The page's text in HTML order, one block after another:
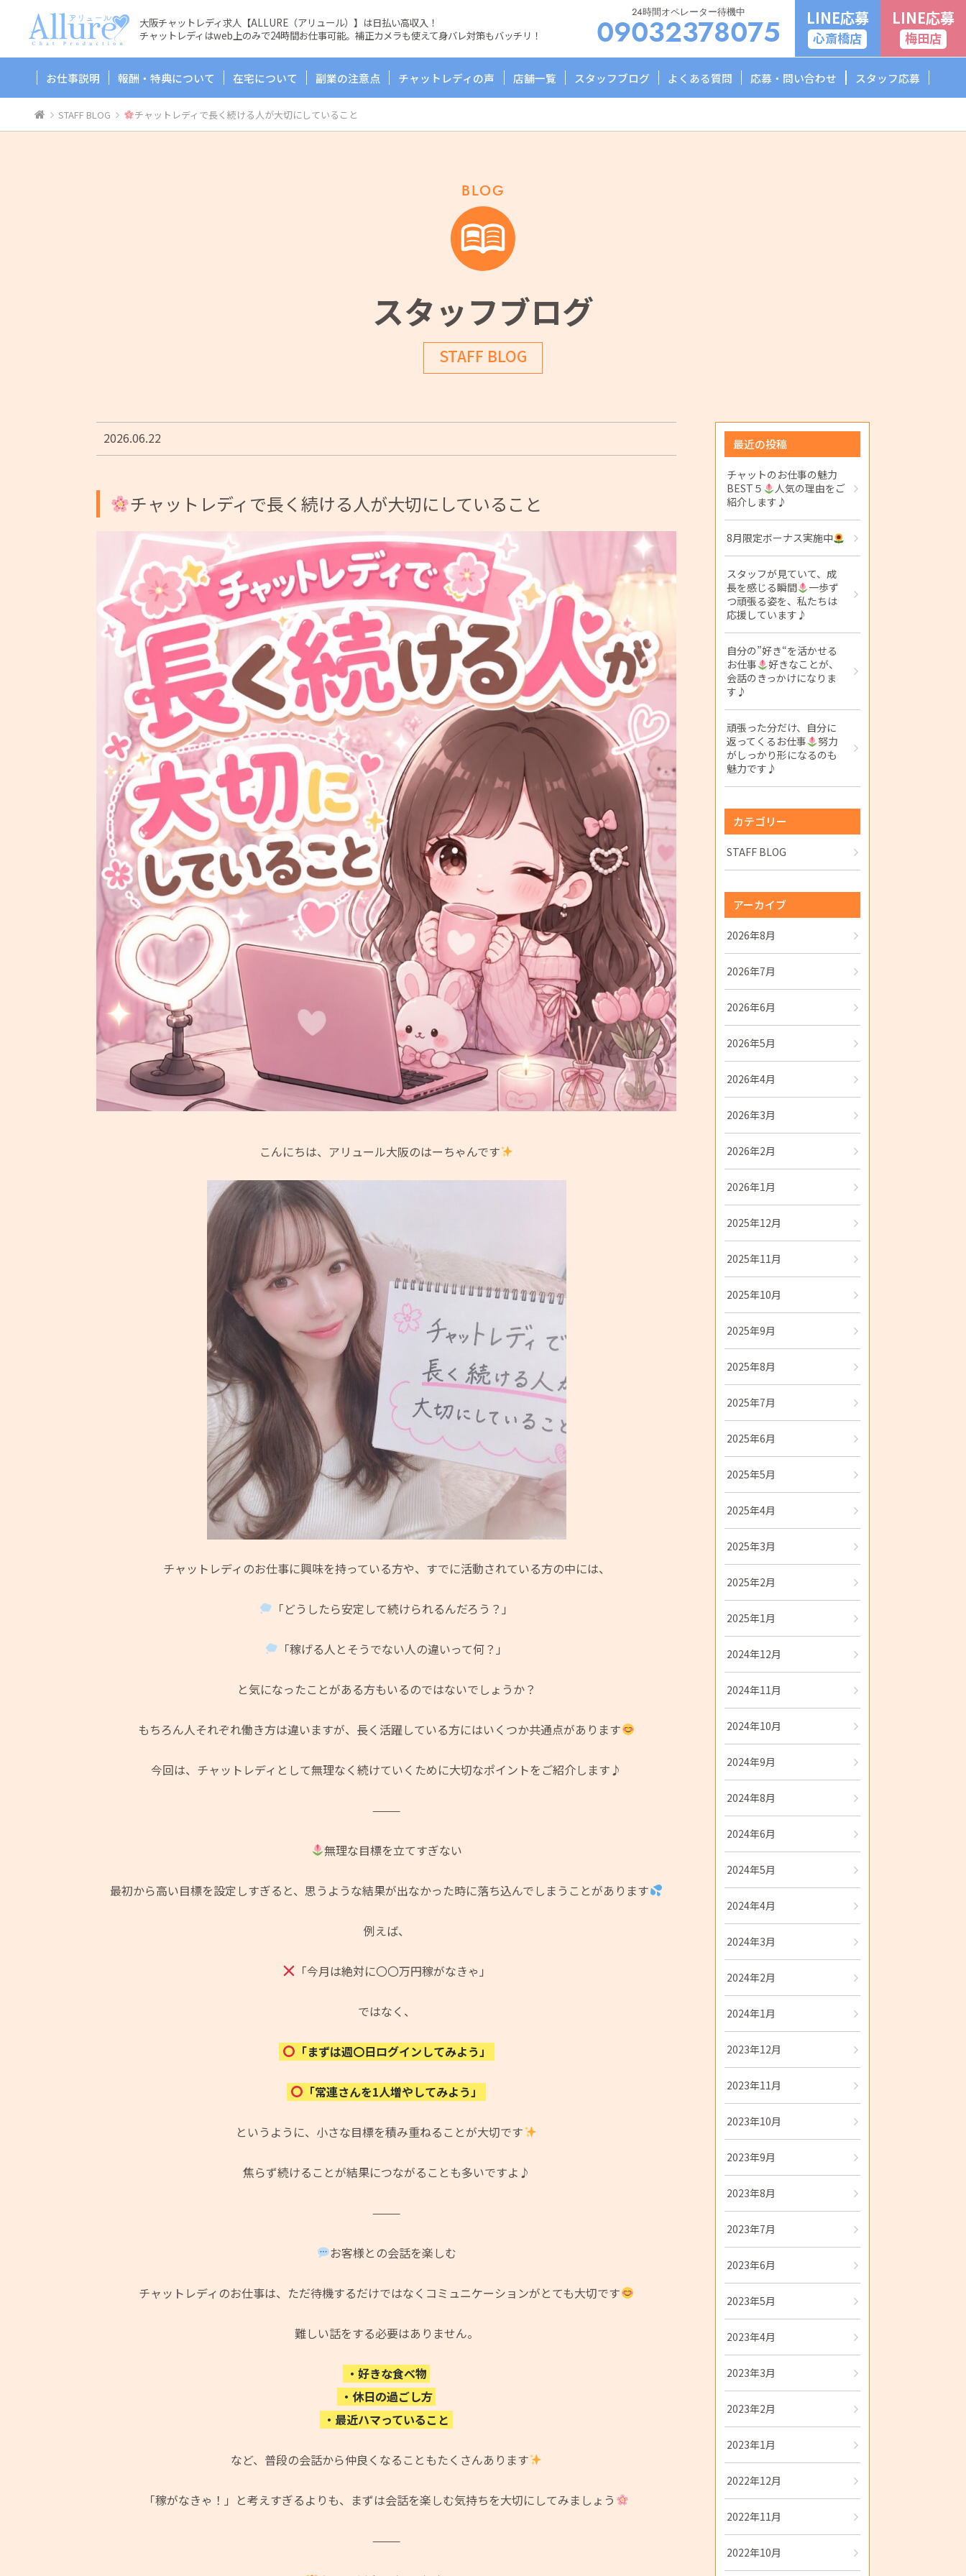
大阪チャットレディ求人【ALLURE（アリュール）】は日払い高収入！
チャットレディはweb上のみで24時間お仕事可能。 補正カメラも使えて身バレ対策もバッチリ！
24時間オペレーター待機中
09032378075
LINE応募
心斎橋店
LINE応募
梅田店
お仕事説明 報酬・特典について 在宅について 副業の注意点 チャットレディの声 店舗一覧 スタッフブログ よくある質問 応募・問い合わせ スタッフ応募
STAFF BLOG チャットレディで長く続ける人が大切にしていること
BLOG
スタッフブログ
STAFF BLOG
2026.06.22
チャットレディで長く続ける人が大切にしていること
こんにちは、アリュール大阪のはーちゃんです
チャットレディのお仕事に興味を持っている方や、すでに活動されている方の中には、
「どうしたら安定して続けられるんだろう？」
「稼げる人とそうでない人の違いって何？」
と気になったことがある方もいるのではないでしょうか？
もちろん人それぞれ働き方は違いますが、長く活躍している方にはいくつか共通点があります
今回は、チャットレディとして無理なく続けていくために大切なポイントをご紹介します♪
⸻
無理な目標を立てすぎない
最初から高い目標を設定しすぎると、思うような結果が出なかった時に落ち込んでしまうことがあります
例えば、
「今月は絶対に〇〇万円稼がなきゃ」
ではなく、
「まずは週〇日ログインしてみよう」
「常連さんを1人増やしてみよう」
というように、小さな目標を積み重ねることが大切です
焦らず続けることが結果につながることも多いですよ♪
⸻
お客様との会話を楽しむ
チャットレディのお仕事は、ただ待機するだけではなくコミュニケーションがとても大切です
難しい話をする必要はありません。
・好きな食べ物
・休日の過ごし方
・最近ハマっていること
など、普段の会話から仲良くなることもたくさんあります
「稼がなきゃ！」と考えすぎるよりも、まずは会話を楽しむ気持ちを大切にしてみましょう
⸻
最近の投稿
チャットのお仕事の魅力
BEST５
人気の理由をご
紹介します♪
8月限定ボーナス実施中
スタッフが見ていて、成
長を感じる瞬間
一歩ず
つ頑張る姿を、私たちは
応援しています♪
自分の”好き“を活かせる
お仕事
好きなことが、
会話のきっかけになりま
す♪
頑張った分だけ、自分に
返ってくるお仕事
努力
がしっかり形になるのも
魅力です♪
カテゴリー
STAFF BLOG
アーカイブ
2026年8月
2026年7月
2026年6月
2026年5月
2026年4月
2026年3月
2026年2月
2026年1月
2025年12月
2025年11月
2025年10月
2025年9月
2025年8月
2025年7月
2025年6月
2025年5月
2025年4月
2025年3月
2025年2月
2025年1月
2024年12月
2024年11月
2024年10月
2024年9月
2024年8月
2024年6月
2024年5月
2024年4月
2024年3月
2024年2月
2024年1月
2023年12月
2023年11月
2023年10月
2023年9月
2023年8月
2023年7月
2023年6月
2023年5月
2023年4月
2023年3月
2023年2月
2023年1月
2022年12月
2022年11月
2022年10月